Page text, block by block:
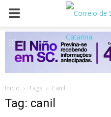
Inicio Tags Canil
Tag: canil